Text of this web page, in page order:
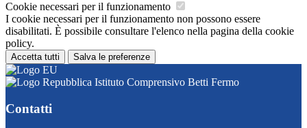
Cookie necessari per il funzionamento
I cookie necessari per il funzionamento non possono essere
disabilitati. È possibile consultare l'elenco nella pagina della cookie
policy.
Accetta tutti Salva le preferenze
Istituto Comprensivo Betti Fermo
Contatti